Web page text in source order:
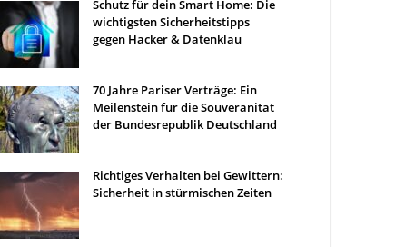
Schutz für dein Smart Home: Die
wichtigsten Sicherheitstipps
gegen Hacker & Datenklau
70 Jahre Pariser Verträge: Ein
Meilenstein für die Souveränität
der Bundesrepublik Deutschland
Richtiges Verhalten bei Gewittern:
Sicherheit in stürmischen Zeiten